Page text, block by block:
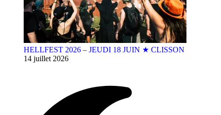
HELLFEST 2026 – JEUDI 18 JUIN ★ CLISSON
14 juillet 2026